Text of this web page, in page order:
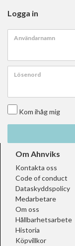
Logga in
Användarnamn
Lösenord
Kom ihåg mig
Om Ahnviks
Kontakta oss
Code of conduct
Dataskyddspolicy
Medarbetare
Om oss
Hållbarhetsarbete
Historia
Köpvillkor